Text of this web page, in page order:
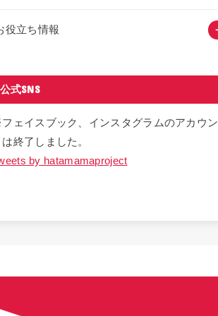
役立ち情報
公式SNS
ェイスブック、インスタグラムのアカウン
は終了しました。
by hatamamaproject